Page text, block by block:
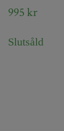
995 kr
Slutsåld